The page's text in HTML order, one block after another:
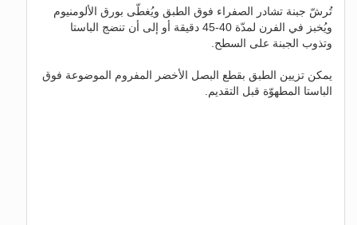
تُرشّ جبنة تشادر الصفراء فوق الطبق ويُغطّى بورق الألومنيوم
ويُخبز في الفرن لمدّة 40-45 دقيقة أو إلى أن تنضج الباستا
وتذوب الجبنة على السطح.
يمكن تزيين الطبق بقطع البصل الأخضر المفروم الموضوعة فوق
الباستا المطهوّة قبل التقديم.